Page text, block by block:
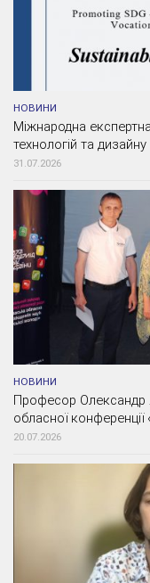
НОВИНИ
Міжнародна
технологій та дизайну
31.07.2026
НОВИНИ
Професор Олександр
обласної
20.07.2026